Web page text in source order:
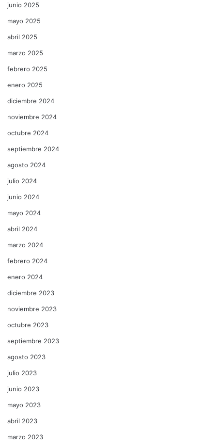
junio 2025
mayo 2025
abril 2025
marzo 2025
febrero 2025
enero 2025
diciembre 2024
noviembre 2024
octubre 2024
septiembre 2024
agosto 2024
julio 2024
junio 2024
mayo 2024
abril 2024
marzo 2024
febrero 2024
enero 2024
diciembre 2023
noviembre 2023
octubre 2023
septiembre 2023
agosto 2023
julio 2023
junio 2023
mayo 2023
abril 2023
marzo 2023